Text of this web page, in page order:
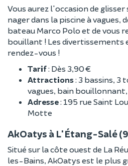
Vous aurez l'occasion de
nager dans la piscine à vagues,
bateau Marco Polo et de vous
bouillant ! Les divertissements
rendez-vous !
Tarif: Dès 3,90 €
Attractions: 3 bassins, 3
vagues, bain
Adresse: 195 rue Saint
Motte
AkOatys à L'Étang-Salé
Situé sur la côte ouest de La
les-Bains, AkOatys est le plus